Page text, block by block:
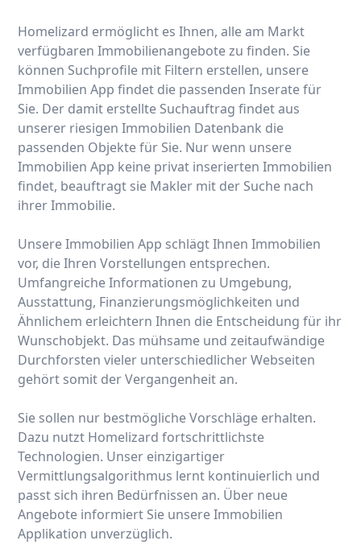
Homelizard ermöglicht es Ihnen, alle am Markt
verfügbaren Immobilienangebote zu finden. Sie
können Suchprofile mit Filtern erstellen, unsere
Immobilien App findet die passenden Inserate für
Sie. Der damit erstellte Suchauftrag findet aus
unserer riesigen Immobilien Datenbank die
passenden Objekte für Sie. Nur wenn unsere
Immobilien App keine privat inserierten Immobilien
findet, beauftragt sie Makler mit der Suche nach
ihrer Immobilie.
Unsere Immobilien App schlägt Ihnen Immobilien
vor, die Ihren Vorstellungen entsprechen.
Umfangreiche Informationen zu Umgebung,
Ausstattung, Finanzierungsmöglichkeiten und
Ähnlichem erleichtern Ihnen die Entscheidung für ihr
Wunschobjekt. Das mühsame und zeitaufwändige
Durchforsten vieler unterschiedlicher Webseiten
gehört somit der Vergangenheit an.
Sie sollen nur bestmögliche Vorschläge erhalten.
Dazu nutzt Homelizard fortschrittlichste
Technologien. Unser einzigartiger
Vermittlungsalgorithmus lernt kontinuierlich und
passt sich ihren Bedürfnissen an. Über neue
Angebote informiert Sie unsere Immobilien
Applikation unverzüglich.